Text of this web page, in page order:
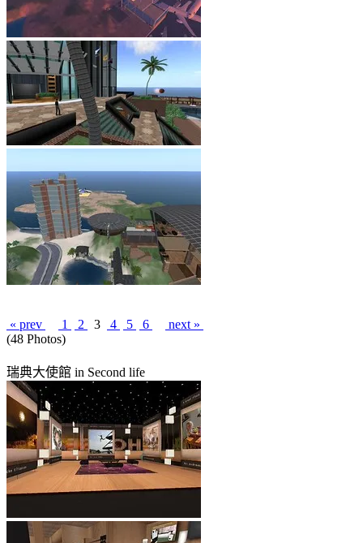
« prev 1 2 3 4 5 6
next »
(48 Photos)
瑞典大使館 in Second life